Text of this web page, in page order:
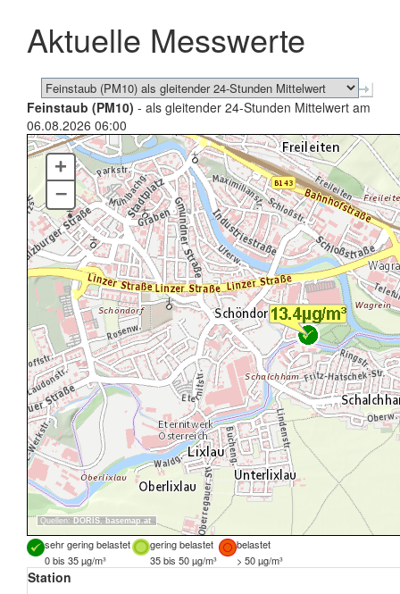
schließen
Aktuelle Messwerte
Feinstaub (PM10) - als gleitender 24-Stunden Mittelwert am
06.08.2026 06:00
Quellen: DORIS, basemap.at
+
–
sehr gering belastet gering belastet
belastet
0 bis 35 µg/m³
35 bis 50 µg/m³ > 50 µg/m³
Station